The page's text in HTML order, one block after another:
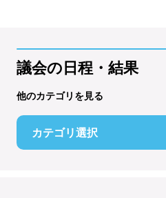
議会の日程・結果
他のカテゴリを見る
カテゴリ選択